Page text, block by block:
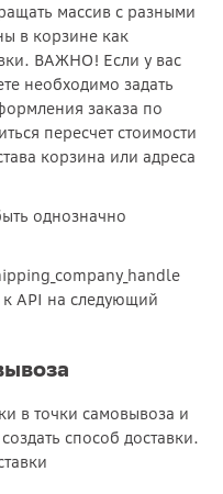
массив с разными
в корзине как
ВАЖНО! Если у вас
необходимо задать
заказа по
пересчет стоимости
корзина или адреса
однозначно
API на следующий
в точки самовывоза и
способ доставки.